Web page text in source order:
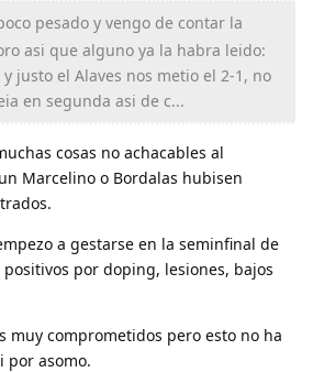
pesado y vengo de contar la
asi que alguno ya la habra leido:
justo el Alaves nos metio el 2-1, no
en segunda asi de c...
cosas no achacables al
Marcelino o Bordalas hubisen
a gestarse en la seminfinal de
positivos por doping, lesiones, bajos
muy comprometidos pero esto no ha
por asomo.